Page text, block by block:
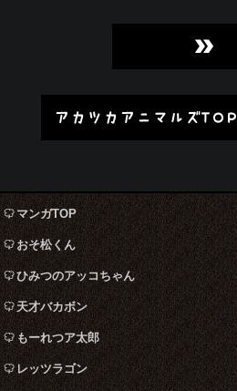
»
アカツカアニマルズ
マンガTOP
おそ松くん
ひみつのアッコちゃん
天才バカボン
もーれつア太郎
レッツラゴン